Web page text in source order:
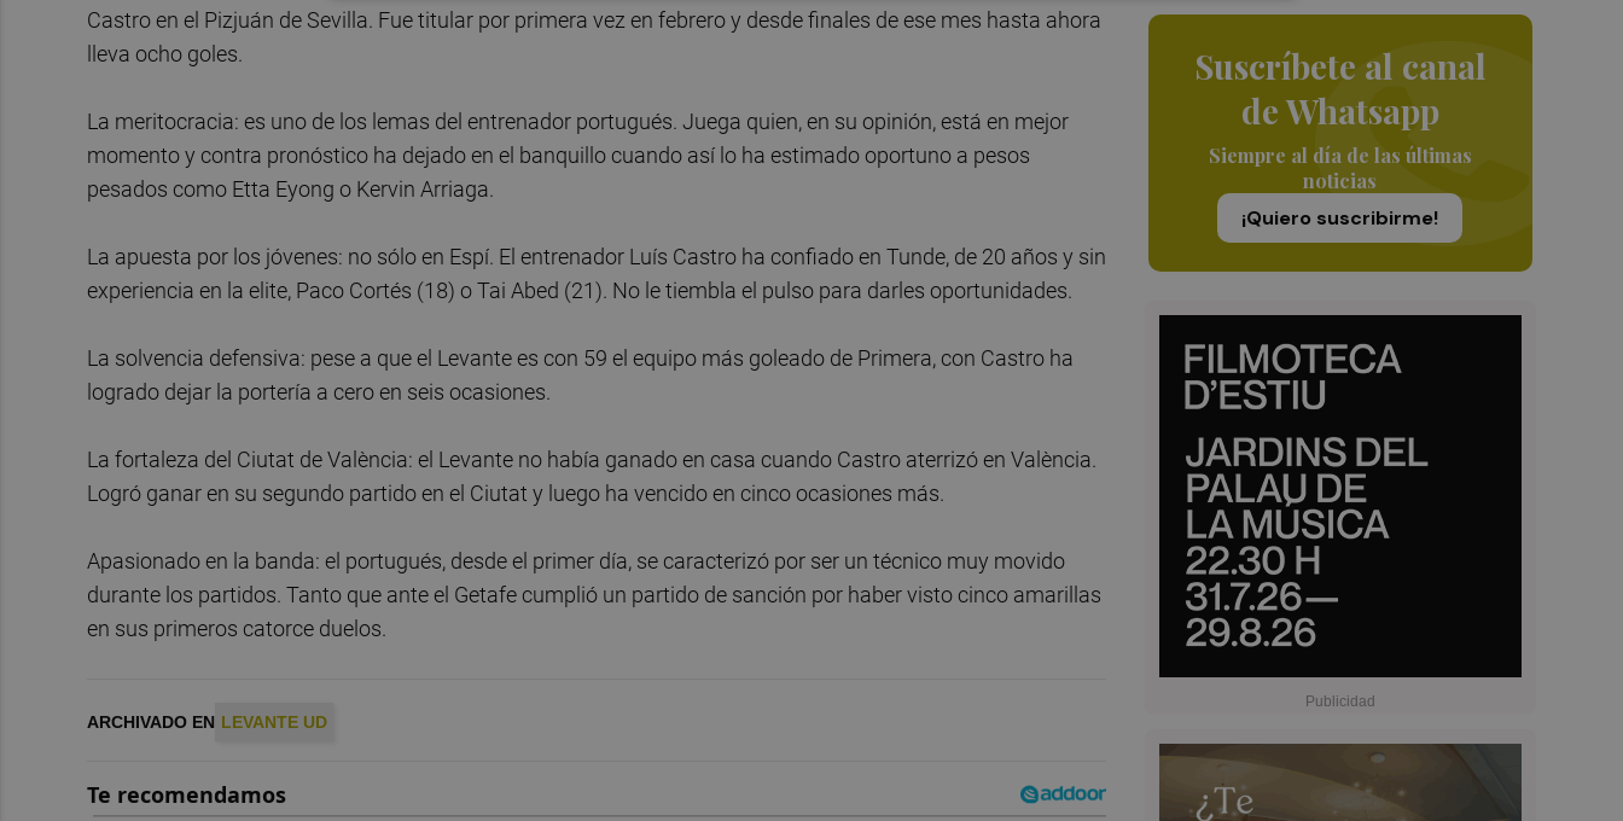
Suscríbete al canal
de Whatsapp
Siempre al día de las últimas
noticias
¡Quiero suscribirme!
Castro en el Pizjuán de Sevilla. Fue titular por primera vez en febrero y desde finales de ese mes hasta ahora
lleva ocho goles.
La meritocracia: es uno de los lemas del entrenador portugués. Juega quien, en su opinión, está en mejor
momento y contra pronóstico ha dejado en el banquillo cuando así lo ha estimado oportuno a pesos
pesados como Etta Eyong o Kervin Arriaga.
La apuesta por los jóvenes: no sólo en Espí. El entrenador Luís Castro ha confiado en Tunde, de 20 años y sin
experiencia en la elite, Paco Cortés (18) o Tai Abed (21). No le tiembla el pulso para darles oportunidades.
La solvencia defensiva: pese a que el Levante es con 59 el equipo más goleado de Primera, con Castro ha
logrado dejar la portería a cero en seis ocasiones.
La fortaleza del Ciutat de València: el Levante no había ganado en casa cuando Castro aterrizó en València.
Logró ganar en su segundo partido en el Ciutat y luego ha vencido en cinco ocasiones más.
Apasionado en la banda: el portugués, desde el primer día, se caracterizó por ser un técnico muy movido
durante los partidos. Tanto que ante el Getafe cumplió un partido de sanción por haber visto cinco amarillas
en sus primeros catorce duelos.
ARCHIVADO EN LEVANTE UD